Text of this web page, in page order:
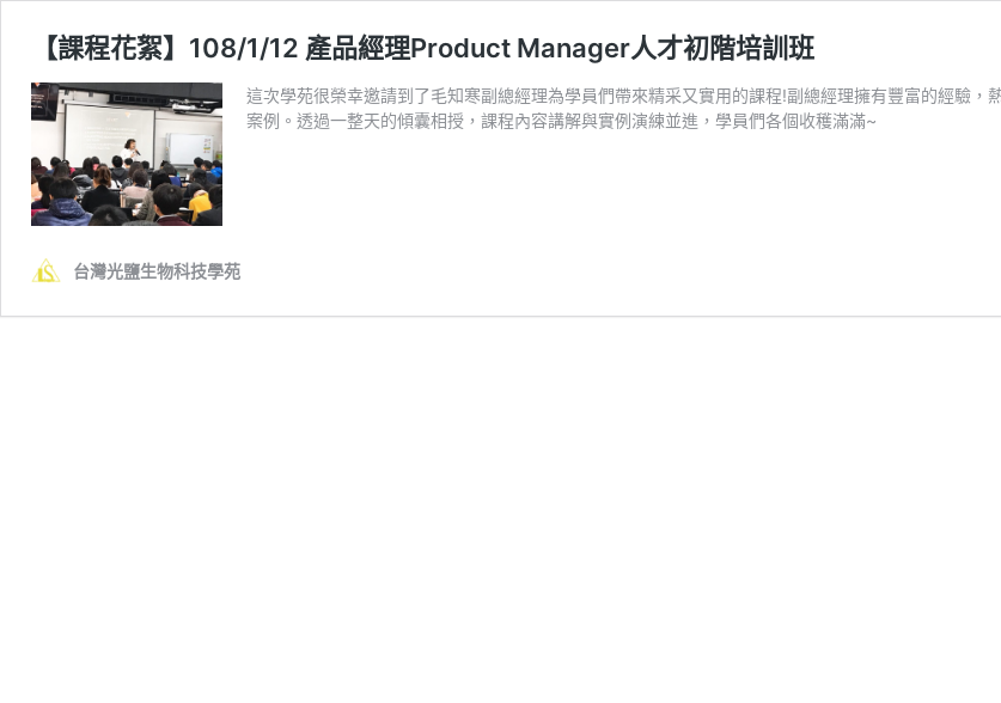
【課程花絮】108/1/12 產品經理Product Manager人才初階培訓班
這次學苑很榮幸邀請到了毛知寒副總經理為學員們帶來精采又實用的課程!副總經理擁有豐富的經驗
案例。透過一整天的傾囊相授，課程內容講解與實例演練並進，學員們各個收穫滿滿~
台灣光鹽生物科技學苑